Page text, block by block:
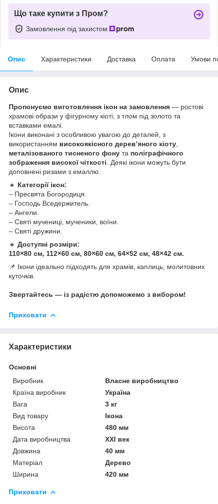
Що таке купити з Пром?
Замовлення під захистом
Опис Характеристики Доставка Оплата Умови
Опис
Пропонуємо виготовлення ікон на замовлення — ростові
храмові образи у фігурному кіоті, з тлом під золото та
вставками емалі.
Ікони виконані з особливою увагою до деталей, з
використанням високоякісного дерев’яного кіоту
металізованого тисненого фону та поліграфічного
зображення високої чіткості . Деякі ікони можуть бути
доповнені ризами з емаллю.
🔸 Категорії ікон:
– Пресвята Богородиця.
– Господь Вседержитель.
– Ангели.
– Святі мучениці, мученики, воїни.
– Святі дружини.
🔸 Доступні розміри:
110×80 см, 112×60 см, 80×60 см, 64×52 см, 48×42 см.
📌 Ікони ідеально підходять для храмів, каплиць, молитовних
куточків.
Звертайтесь — із радістю допоможемо з вибором!
Приховати
Характеристики
Основні
Виробник
Власне виробництво
Країна виробник
Україна
Вага
3 кг
Вид товару
Ікона
Висота
480 мм
Дата виробництва
XXI век
Довжина
40 мм
Матеріал
Дерево
Ширина
420 мм
Приховати